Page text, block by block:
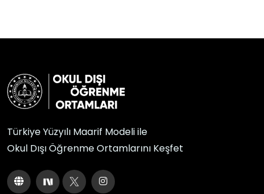
Türkiye Yüzyılı Maarif Modeli ile
Okul Dışı Öğrenme Ortamlarını Keşfet